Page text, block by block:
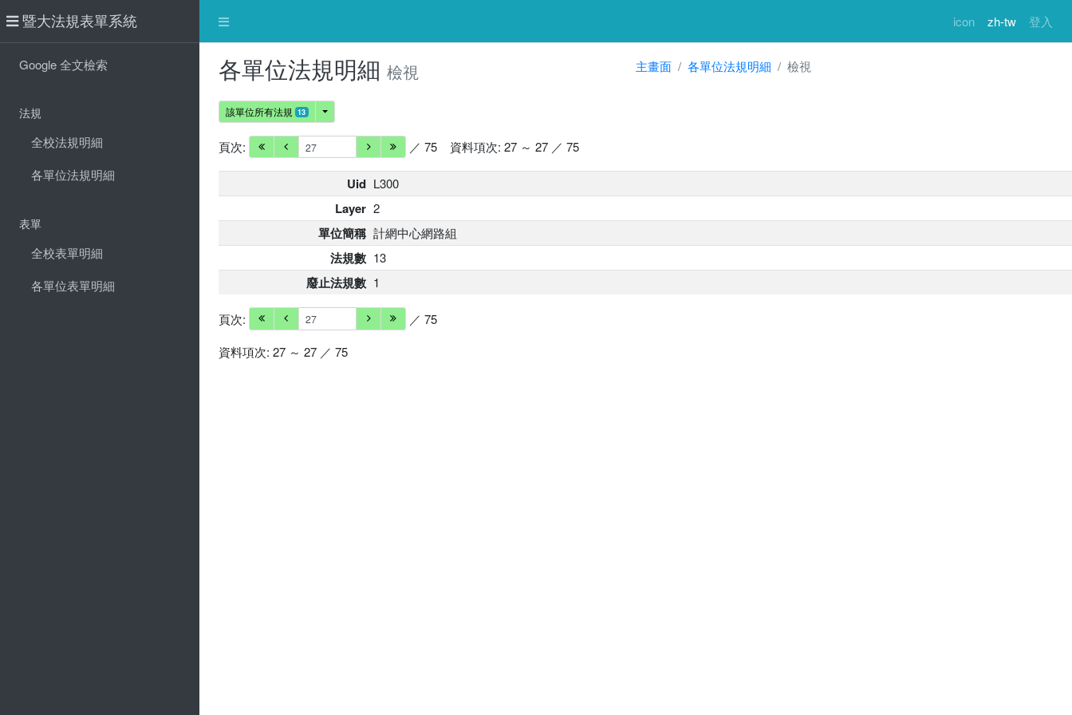
icon zh-tw 登入
暨大法規表單系統
Google 全文檢索
法規
全校法規明細
各單位法規明細
表單
全校表單明細
各單位表單明細
各單位法規明細 檢視 主畫面 各單位法規明細 檢視
該單位所有法規 13
頁次: ／ 75 資料項次: 27 ～ 27 ／ 75
Uid L300
Layer 2
單位簡稱 計網中心網路組
法規數 13
廢止法規數 1
頁次:
／ 75
資料項次: 27 ～ 27 ／ 75